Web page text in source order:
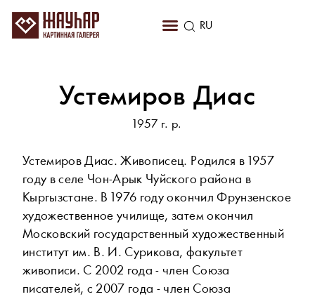
RU
EN
Устемиров Диас
1957 г. р.
Устемиров Диас. Живописец. Родился в 1957
году в селе Чон-Арык Чуйского района в
Кыргызстане. В 1976 году окончил Фрунзенское
художественное училище, затем окончил
Московский государственный художественный
институт им. В. И. Сурикова, факультет
живописи. С 2002 года - член Союза
писателей, с 2007 года - член Союза